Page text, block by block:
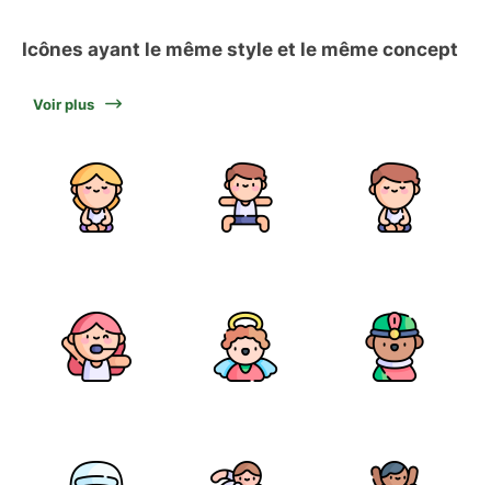
Icônes ayant le même style et le même concept
Voir plus